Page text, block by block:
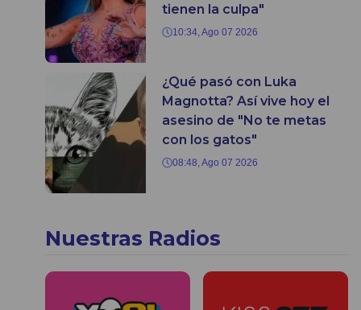
tienen la culpa"
10:34, Ago 07 2026
¿Qué pasó con Luka
Magnotta? Así vive hoy el
asesino de "No te metas
con los gatos"
08:48, Ago 07 2026
Nuestras Radios